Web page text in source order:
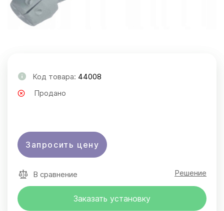
Код товара: 44008
Продано
Запросить цену
В сравнение Решение
Заказать установку